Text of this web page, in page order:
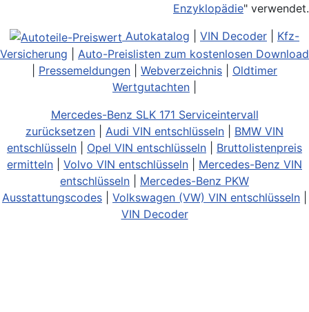
Enzyklopädie" verwendet.
Autokatalog
VIN Decoder
Kfz-
Versicherung
Auto-Preislisten zum kostenlosen Download
Pressemeldungen Webverzeichnis
Oldtimer
Wertgutachten
Mercedes-Benz SLK 171 Serviceintervall
zurücksetzen
Audi VIN entschlüsseln
BMW VIN
entschlüsseln
Opel VIN entschlüsseln
Bruttolistenpreis
ermitteln
Volvo VIN entschlüsseln
Mercedes-Benz VIN
entschlüsseln
Mercedes-Benz PKW
Ausstattungscodes
Volkswagen (VW) VIN entschlüsseln
VIN Decoder